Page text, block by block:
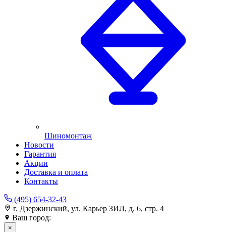
Шиномонтаж
Новости
Гарантия
Акции
Доставка и оплата
Контакты
(495) 654-32-43
г. Дзержинский, ул. Карьер ЗИЛ, д. 6, стр. 4
Ваш город:
×